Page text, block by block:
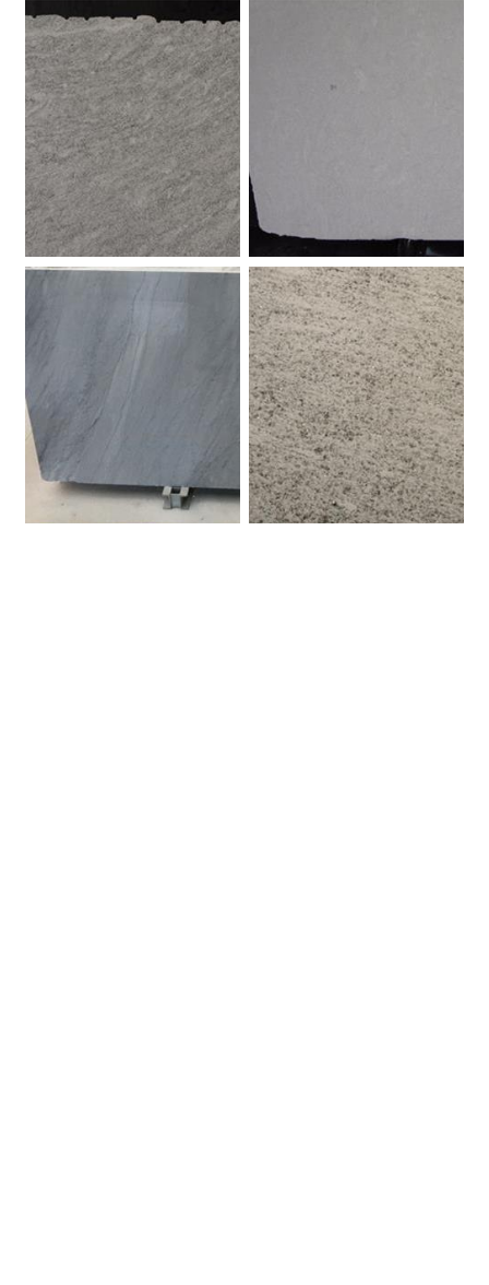
Beola Favalle. Azul Bateig. Pietra.
Bardiglio. Marmo. Beola Favalle.